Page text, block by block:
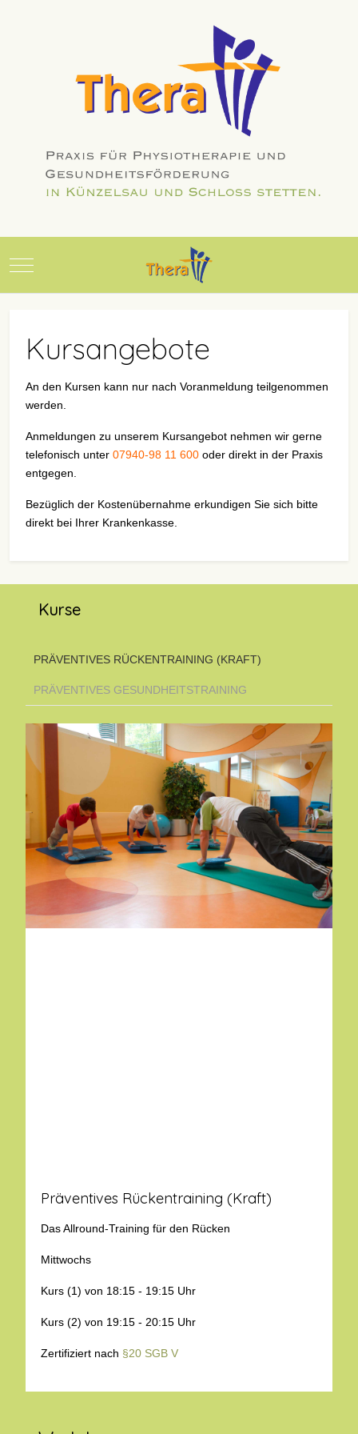
Mobile Menu Toggle
Kursangebote
An den Kursen kann nur nach Voranmeldung teilgenommen
werden.
Anmeldungen zu unserem Kursangebot nehmen wir gerne
telefonisch unter 07940-98 11 600 oder direkt in der Praxis
entgegen.
Bezüglich der Kostenübernahme erkundigen Sie sich bitte
direkt bei Ihrer Krankenkasse.
Kurse
PRÄVENTIVES RÜCKENTRAINING (KRAFT)
PRÄVENTIVES GESUNDHEITSTRAINING
Präventives Rückentraining (Kraft)
Das Allround-Training für den Rücken
Mittwochs
Kurs (1) von 18:15 - 19:15 Uhr
Kurs (2) von 19:15 - 20:15 Uhr
Zertifiziert nach §20 SGB V